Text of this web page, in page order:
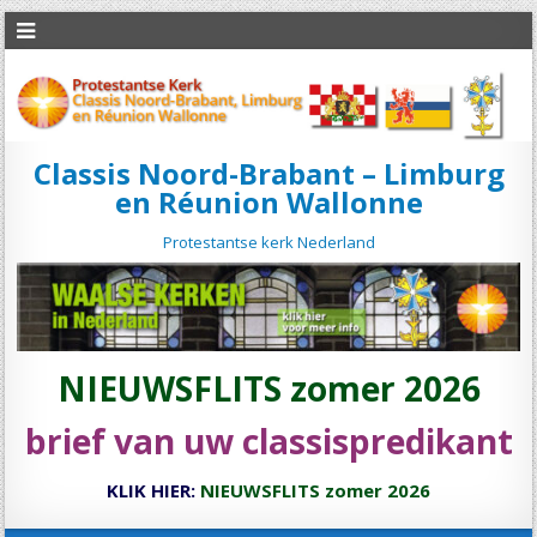
Classis Noord-Brabant – Limburg
en Réunion Wallonne
Protestantse kerk Nederland
NIEUWSFLITS zomer 2026
brief van uw classispredikant
KLIK HIER: NIEUWSFLITS zomer 2026